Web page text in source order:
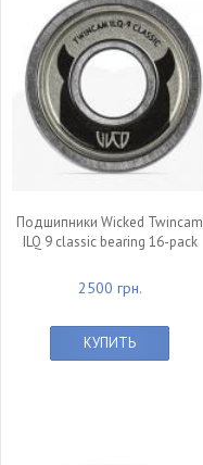
Подшипники Wicked Twincam
ILQ 9 classic bearing 16-pack
2500 грн.
КУПИТЬ